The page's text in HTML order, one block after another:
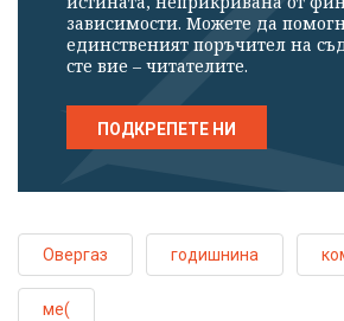
зависимости. Можете да
единственият поръчител на
сте вие – читателите.
ПОДКРЕПЕТЕ НИ
Овергаз годишнина
ме(